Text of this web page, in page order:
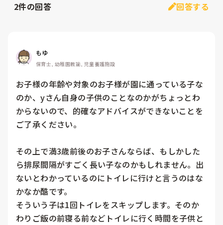
2件の回答 回答する
もゆ
保育士, 幼稚園教諭, 児童養護施設
お子様の年齢や対象のお子様が園に通っている子な
のか、yさん自身の子供のことなのかがちょっとわ
からないので、的確なアドバイスができないことを
ご了承ください。
その上で満3歳前後のお子さんならば、もしかした
ら排尿間隔がすごく長い子なのかもしれません。出
ないとわかっているのにトイレに行けと言うのはな
かなか酷です。
そういう子は1回トイレをスキップします。そのか
わりご飯の前寝る前などトイレに行く時間を子供と